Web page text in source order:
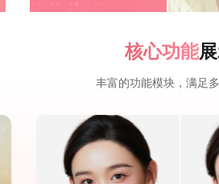
核心功能
丰富的功能模块，满足